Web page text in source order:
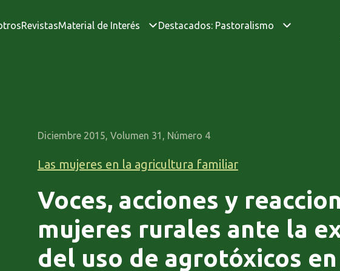
RevistasMaterial de Interés Destacados: Pastoralismo
Diciembre 2015, Volumen 31, Número 4
Las mujeres en la agricultura familiar
Voces, acciones y
mujeres rurales ante la
del uso de agrotóxicos